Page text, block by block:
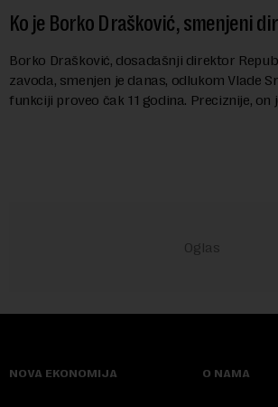
Ko je Borko Drašković, smenjeni
Borko Drašković, dosadašnji direktor
zavoda, smenjen je danas, odlukom Vlade
funkciji proveo čak 11 godina. Preciznije, on
NOVA EKONOMIJA O NAMA